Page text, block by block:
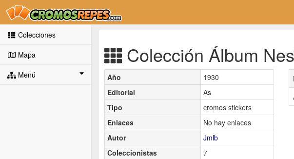
Colecciones
Mapa
Menú
Colección Álbum
Año
1930
Editorial
As
Tipo
cromos stickers
Enlaces
No hay enlaces
Autor
Jmlb
Coleccionistas
7